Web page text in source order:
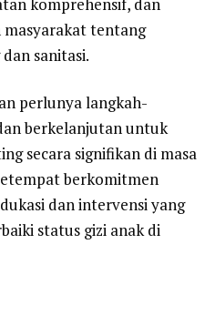
komprehensif, dan
tentang
sanitasi.
perlunya langkah-
berkelanjutan untuk
secara signifikan di masa
berkomitmen
dan intervensi yang
status gizi anak di